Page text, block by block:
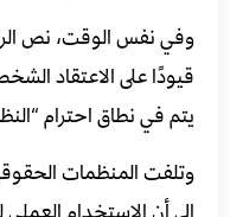
وفي نفس الوقت، نص
قيودًا على الاعتقاد
يتم في نطاق احترام
وتلفت المنظمات